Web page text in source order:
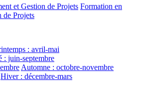
et Gestion de Projets Formation en
de Projets
: avril-mai
: juin-septembre
Automne : octobre-novembre
Hiver : décembre-mars